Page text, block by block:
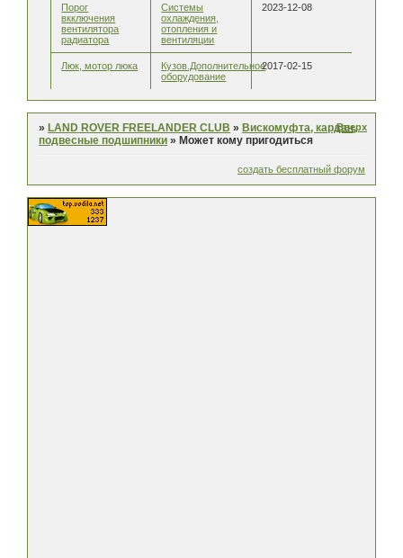
Порог
вкключения
вентилятора
радиатора
Системы
охлаждения,
отопления и
вентиляции
2023-12-08
Люк, мотор люка
Кузов.Дополнительное
оборудование
2017-02-15
» LAND ROVER FREELANDER CLUB » Вискомуфта, кардан,
подвесные подшипники » Может кому пригодиться
Вверх
создать бесплатный форум